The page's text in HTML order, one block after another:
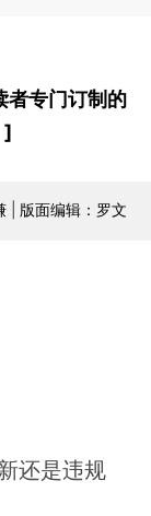
者专门订制的
]
| 版面编辑：罗文
还是违规